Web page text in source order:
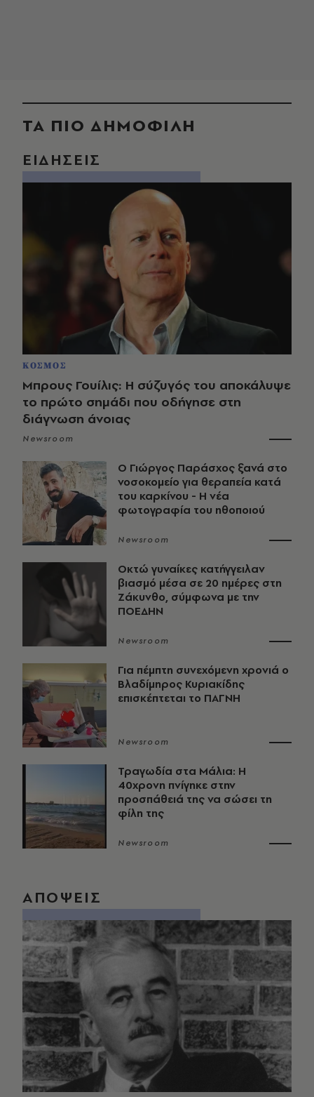
ΤΑ ΠΙΟ ΔΗΜΟΦΙΛΗ
ΕΙΔΗΣΕΙΣ
ΚΟΣΜΟΣ
Μπρους Γουίλις: Η σύζυγός του αποκάλυψε
το πρώτο σημάδι που οδήγησε στη
διάγνωση άνοιας
Newsroom
O Γιώργος Παράσχος ξανά στο
νοσοκομείο για θεραπεία κατά
του καρκίνου - Η νέα
φωτογραφία του ηθοποιού
Newsroom
Οκτώ γυναίκες κατήγγειλαν
βιασμό μέσα σε 20 ημέρες στη
Ζάκυνθο, σύμφωνα με την
ΠΟΕΔΗΝ
Newsroom
Για πέμπτη συνεχόμενη χρονιά ο
Βλαδίμηρος Κυριακίδης
επισκέπτεται το ΠΑΓΝΗ
Newsroom
Τραγωδία στα Μάλια: Η
40χρονη πνίγηκε στην
προσπάθειά της να σώσει τη
φίλη της
Newsroom
ΑΠΟΨΕΙΣ